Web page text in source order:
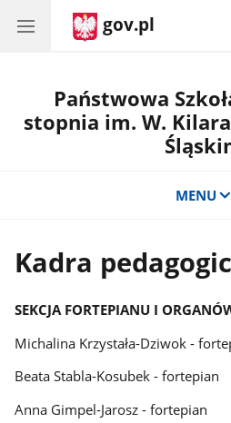
gov.pl
Państwowa
stopnia im. W.
MENU
Kadra
SEKCJA FORTEPIANU I
Michalina Krzystała-Dziwok -
Beata Stabla-Kosubek - fortepian
Anna Gimpel-Jarosz - fortepian